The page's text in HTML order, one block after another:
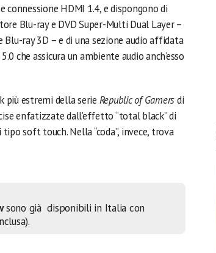
HDMI 1.4, e dispongono di
Blu-ray e DVD Super-Multi Dual Layer –
ray 3D – e di una sezione audio affidata
che assicura un ambiente audio anch’esso
più estremi della serie Republic of Gamersdi
enfatizzate dall’effetto “total black” di
soft touch. Nella “coda”, invece, trova
sono già disponibili in Italia con